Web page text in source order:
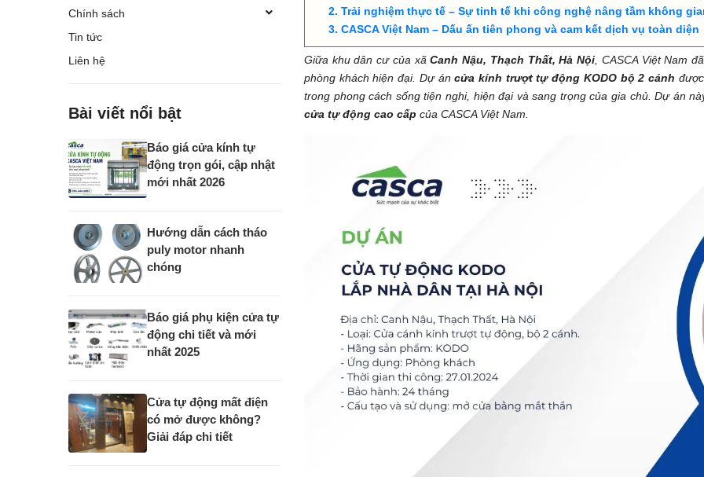
Trải nghiệm thực tế – Sự tinh tế khi công nghệ nâng tầm không
CASCA Việt Nam – Dấu ấn tiên phong và cam kết dịch vụ toàn diện
Giữa khu dân cư của xãCanh Nậu, Thạch Thất, Hà Nội , CASCA Việt Nam
phòng khách hiện đại. Dự áncửa kính trượt tự động KODO bộ 2 cánh
trong phong cách sống tiện nghi, hiện đại và sang trọng của gia chủ. Dự án
cửa tự động cao cấp của CASCA Việt Nam.
Chính sách
Tin tức
Liên hệ
Bài viết nổi bật
Báo giá cửa kính tự
động trọn gói, cập nhật
mới nhất 2026
Hướng dẫn cách tháo
puly motor nhanh
chóng
Báo giá phụ kiện cửa tự
động chi tiết và mới
nhất 2025
Cửa tự động mất điện
có mở được không?
Giải đáp chi tiết